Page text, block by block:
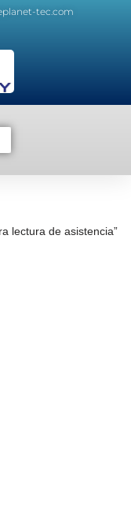
tec.com
lectura de asistencia”